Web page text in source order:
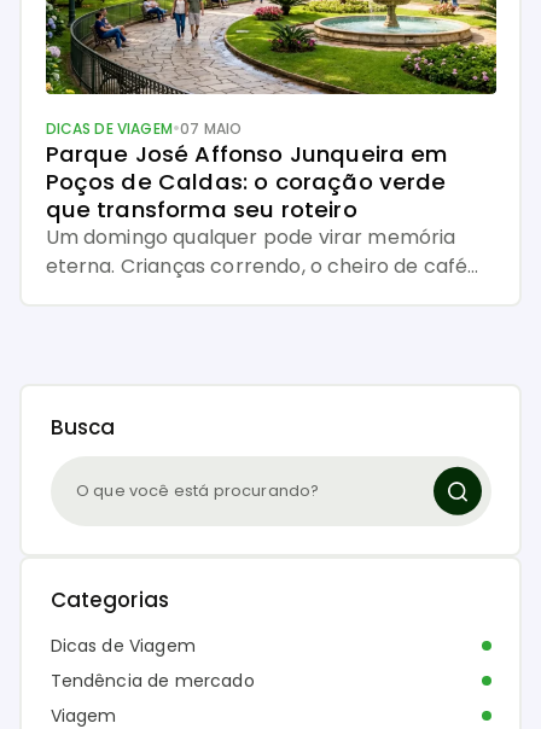
DICAS DE VIAGEM•07 MAIO
Parque José Affonso Junqueira em
Poços de Caldas: o coração verde
que transforma seu roteiro
Um domingo qualquer pode virar memória
eterna. Crianças correndo, o cheiro de café
Parque José Affonso Junqueira, um verdadeiro
Busca
Categorias
Dicas de Viagem
Tendência de mercado
Viagem